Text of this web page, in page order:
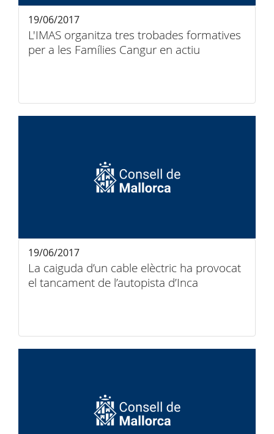
L'IMAS organitza tres trobades formatives
per a les Famílies Cangur en actiu
19/06/2017
La caiguda d’un cable elèctric ha provocat
el tancament de l’autopista d’Inca
19/06/2017